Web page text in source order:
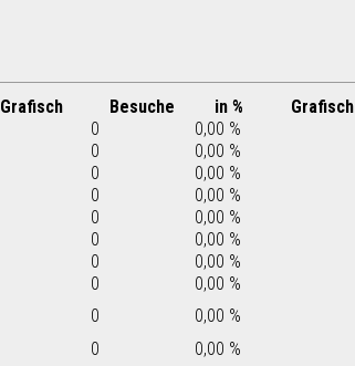
Grafisch Besuche in %
Grafisch
0
0,00 %
0
0,00 %
0
0,00 %
0
0,00 %
0
0,00 %
0
0,00 %
0
0,00 %
0
0,00 %
0
0,00 %
0
0,00 %